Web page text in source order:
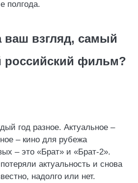
полгода.
ваш взгляд, самый
российский фильм?
год разное. Актуальное –
– кино для рубежа
– это «Брат» и «Брат-2».
актуальность и снова
надолго или нет.